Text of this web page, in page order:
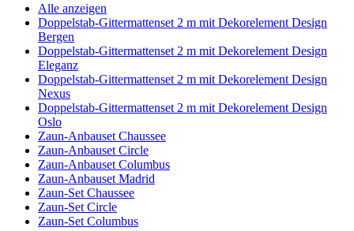
Alle anzeigen
Doppelstab-Gittermattenset 2 m mit Dekorelement Design
Bergen
Doppelstab-Gittermattenset 2 m mit Dekorelement Design
Eleganz
Doppelstab-Gittermattenset 2 m mit Dekorelement Design
Nexus
Doppelstab-Gittermattenset 2 m mit Dekorelement Design
Oslo
Zaun-Anbauset Chaussee
Zaun-Anbauset Circle
Zaun-Anbauset Columbus
Zaun-Anbauset Madrid
Zaun-Set Chaussee
Zaun-Set Circle
Zaun-Set Columbus